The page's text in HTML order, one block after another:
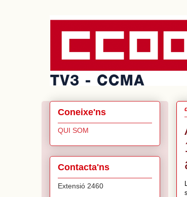
Coneixe'ns
QUI SOM
Contacta'ns
Extensió 2460